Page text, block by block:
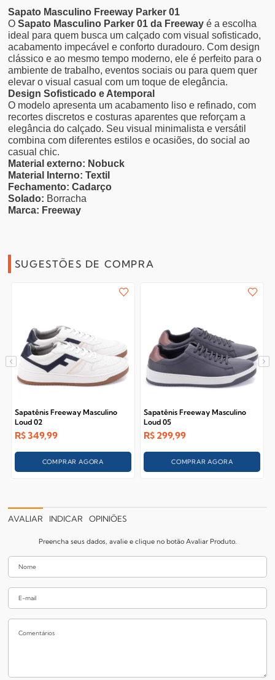
Sapato Masculino Freeway Parker 01
OSapato Masculino Parker 01 da Freeway é a escolha
ideal para quem busca um calçado com visual sofisticado,
acabamento impecável e conforto duradouro. Com design
clássico e ao mesmo tempo moderno, ele é perfeito para o
ambiente de trabalho, eventos sociais ou para quem quer
elevar o visual casual com um toque de elegância.
Design Sofisticado e Atemporal
O modelo apresenta um acabamento liso e refinado, com
recortes discretos e costuras aparentes que reforçam a
elegância do calçado. Seu visual minimalista e versátil
combina com diferentes estilos e ocasiões, do social ao
casual chic.
Material externo: Nobuck
Material Interno: Textil
Fechamento: Cadarço
Solado: Borracha
Marca: Freeway
SUGESTÕES DE COMPRA
Sapatênis Freeway Masculino
Loud 02
R$ 349,99
COMPRAR AGORA
Sapatênis Freeway Masculino
Loud 05
R$ 299,99
COMPRAR AGORA
AVALIAR INDICAR OPINIÕES
Preencha seus dados, avalie e clique no botão Avaliar Produto.